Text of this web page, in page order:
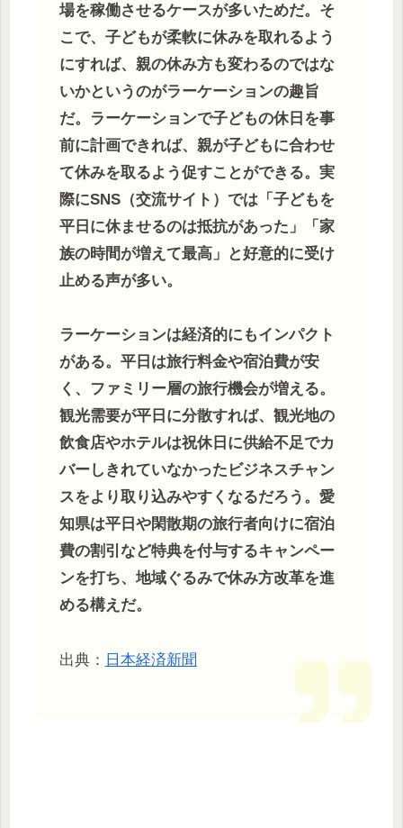
場を稼働させるケースが多いためだ。そ
こで、子どもが柔軟に休みを取れるよう
にすれば、親の休み方も変わるのではな
いかというのがラーケーションの趣旨
だ。ラーケーションで子どもの休日を事
前に計画できれば、親が子どもに合わせ
て休みを取るよう促すことができる。実
際にSNS（交流サイト）では「子どもを
平日に休ませるのは抵抗があった」「家
族の時間が増えて最高」と好意的に受け
止める声が多い。
ラーケーションは経済的にもインパクト
がある。平日は旅行料金や宿泊費が安
く、ファミリー層の旅行機会が増える。
観光需要が平日に分散すれば、観光地の
飲食店やホテルは祝休日に供給不足でカ
バーしきれていなかったビジネスチャン
スをより取り込みやすくなるだろう。愛
知県は平日や閑散期の旅行者向けに宿泊
費の割引など特典を付与するキャンペー
ンを打ち、地域ぐるみで休み方改革を進
める構えだ。
出典： 日本経済新聞